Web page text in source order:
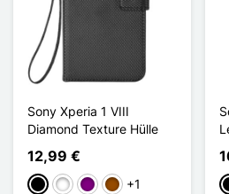
Sony Xperia 1 VIII
Diamond Texture Hülle
12,99 €
Schwarz
WeißViolettBraun
+1